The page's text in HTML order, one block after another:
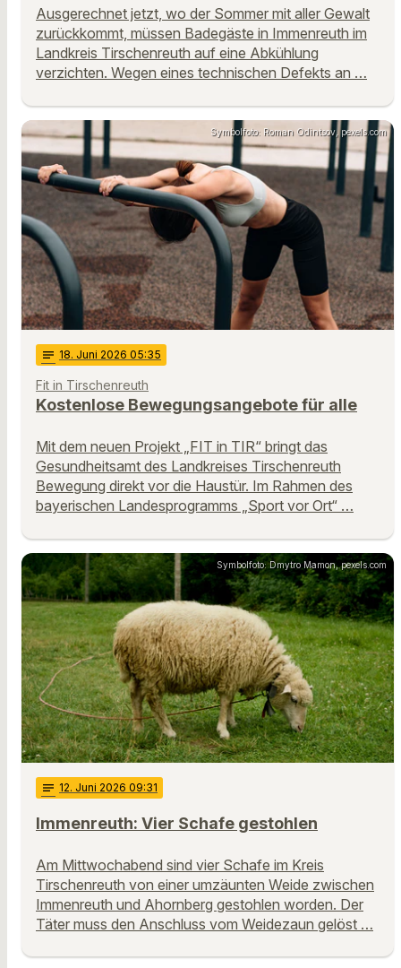
Ausgerechnet jetzt, wo der Sommer mit aller Gewalt
zurückkommt, müssen Badegäste in Immenreuth im
Landkreis Tirschenreuth auf eine Abkühlung
verzichten. Wegen eines technischen Defekts an …
Symbolfoto: Roman Odintsov, pexels.com
notes 18. Juni 2026 05:35
Fit in Tirschenreuth
Kostenlose Bewegungsangebote für alle
Mit dem neuen Projekt „FIT in TIR“ bringt das
Gesundheitsamt des Landkreises Tirschenreuth
Bewegung direkt vor die Haustür. Im Rahmen des
bayerischen Landesprogramms „Sport vor Ort“ …
Symbolfoto: Dmytro Mamon, pexels.com
notes 12. Juni 2026 09:31
Immenreuth: Vier Schafe gestohlen
Am Mittwochabend sind vier Schafe im Kreis
Tirschenreuth von einer umzäunten Weide zwischen
Immenreuth und Ahornberg gestohlen worden. Der
Täter muss den Anschluss vom Weidezaun gelöst …